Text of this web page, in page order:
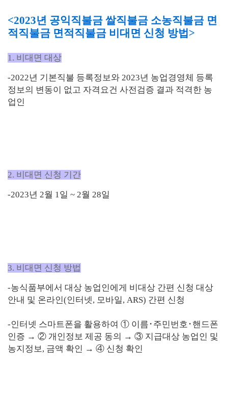
<2023년 공익직불금 쌀직불금 소농직불금 면
적직불금 면적직불금 비대면 신청 방법>
1. 비대면 대상
-2022년 기본직불 등록정보와 2023년 농업경영체 등록
정보의 변동이 없고 자격요건 사전검증 결과 적격한 농
업인
2. 비대면 신청 기간
-2023년 2월 1일 ~ 2월 28일
3. 비대면 신청 방법
-농식품부에서 대상 농업인에게 비대상 간편 신청 대상
안내 및 온라인(인터넷, 모바일, ARS) 간편 신청
-인터넷 스마트폰을 활용하여 ① 이름 ･ 주민번호 ･ 핸드폰
인증 → ② 개인정보 제공 동의 → ③ 지급대상 농업인 및
농지정보 , 금액 확인 → ④ 신청 확인